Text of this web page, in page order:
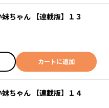
ちゃん 【連載版】１３
カートに追加
ちゃん 【連載版】１４